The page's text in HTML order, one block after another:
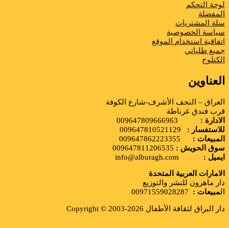
لوحة التحكم
المفضلة
سلة المشتريات
سياسة الخصوصية
اتفاقية استخدام الموقع
جميع طلباتي
الكتلوج
العناوين
العراق – النجف الأشرف-شارع الكوفة
قرب فندق غرناطة
الادارة : 009647809666963
للاستفسار : 009647810521129
المبيعات :
سوق الحويش :
ايميل :
الامارات العربية المتحدة
دار ماهرون للنشر والتوزيع
المبيعات : 00971559028287
دار البراق لثقافة الأطفال 2026-2003 © Copyright